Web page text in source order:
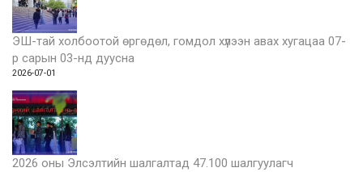
ЭШ-тай холбоотой өргөдөл, гомдол хүлээн авах хугацаа 07-
р сарын 03-нд дуусна
2026-07-01
2026 оны Элсэлтийн шалгалтад 47.100 шалгуулагч